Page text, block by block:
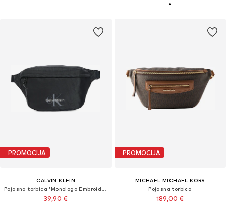
PROMOCIJA
CALVIN KLEIN
Pojasna torbica 'Monologo Embroidery'
39,90 €
PROMOCIJA
MICHAEL MICHAEL KORS
Pojasna torbica
189,00 €